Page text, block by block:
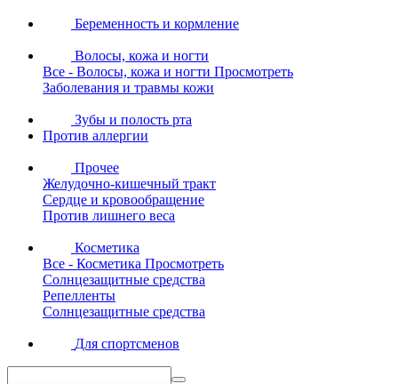
Беременность и кормление
Волосы, кожа и ногти
Все - Волосы, кожа и ногти Просмотреть
Заболевания и травмы кожи
Зубы и полость рта
Против аллергии
Прочее
Желудочно-кишечный тракт
Сердце и кровообращение
Против лишнего веса
Косметика
Все - Косметика Просмотреть
Солнцезащитные средства
Репелленты
Солнцезащитные средства
Для спортсменов